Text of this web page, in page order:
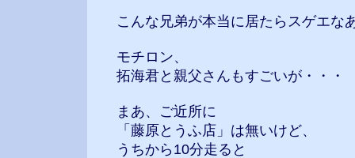
こんな兄弟が本当に居たらスゲエな
モチロン、
拓海君と親父さんもすごいが・・・
まあ、ご近所に
「藤原とうふ店」は無いけど、
うちから10分走ると